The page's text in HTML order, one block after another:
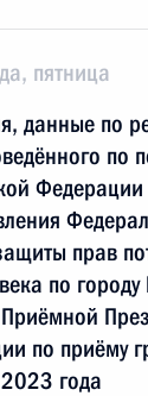
пятница
данные по
по
Федерации
прав
по
по приёму
года